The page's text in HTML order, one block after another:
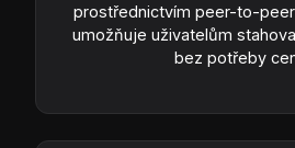
prostřednictvím peer-to-peer
umožňuje uživatelům
bez potřeby